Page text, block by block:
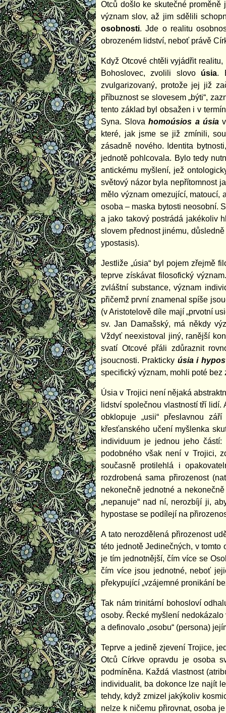
Otců došlo ke skutečné proměně
význam slov, až jim sdělili
osobnosti. Jde o realitu
obrozeném lidství, neboť právě
Když Otcové chtěli vyjádřit
Bohoslovec, zvolili slovo úsia.
zvulgarizovaný, protože jej již
příbuznost se slovesem „býti“,
tento základ byl obsažen i v
Syna. Slovahomoúsios a úsia
které, jak jsme se již zmínili,
zásadně nového. Identita
jednotě pohlcovala. Bylo tedy
antickému myšlení, jež
světový názor byla nepřítomnost
mělo význam omezující, matoucí,
osoba – maska bytosti neosobní.
a jako takový postrádá jakékoliv
slovem přednost jinému,
ypostasis).
Jestliže „úsia“ byl pojem zřejmě
teprve získávat filosofický
zvláštní substance, význam
přičemž první znamenal spíše
(v Aristotelově díle mají „prvotní
sv. Jan Damašský, má někdy
Vždyť neexistoval jiný, ranější
svatí Otcové přáli zdůraznit
jsoucnosti. Prakticky úsia i
specifický význam, mohli poté
Úsia v Trojici není nějaká
lidství společnou vlastností tří
obklopuje „usii“ přeslavnou
křesťanského učení myšlenka
individuum je jednou jeho
podobného však není v Trojici,
současně protilehlá i
rozdrobená sama přirozenost
nekonečně jednotné a
„nepanuje“ nad ní, nerozbíjí ji,
hypostase se podílejí na
A tato nerozdělená přirozenost
této jednotě Jedinečných, v
je tím jednotnější, čím více se
čím více jsou jednotné, neboť
překypující „vzájemné pronikání
Tak nám trinitární bohosloví
osoby. Řecké myšlení
a definovalo „osobu“ (persona)
Teprve a jedině zjevení Trojice,
Otců Církve opravdu je osoba
podmíněna. Každá vlastnost
individualit, ba dokonce lze najít
tehdy, když zmizel jakýkoliv
nelze k ničemu přirovnat, osoba